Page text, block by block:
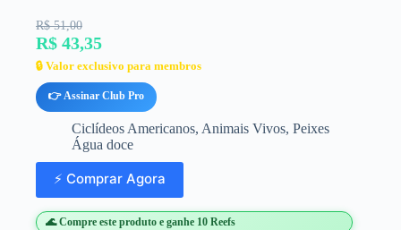
R$ 51,00
R$ 43,35
🔒 Valor exclusivo para membros
👉 Assinar Club Pro
Ciclídeos Americanos, Animais Vivos, Peixes
Água doce
⚡ Comprar Agora
🌊 Compre este produto e ganhe 10 Reefs